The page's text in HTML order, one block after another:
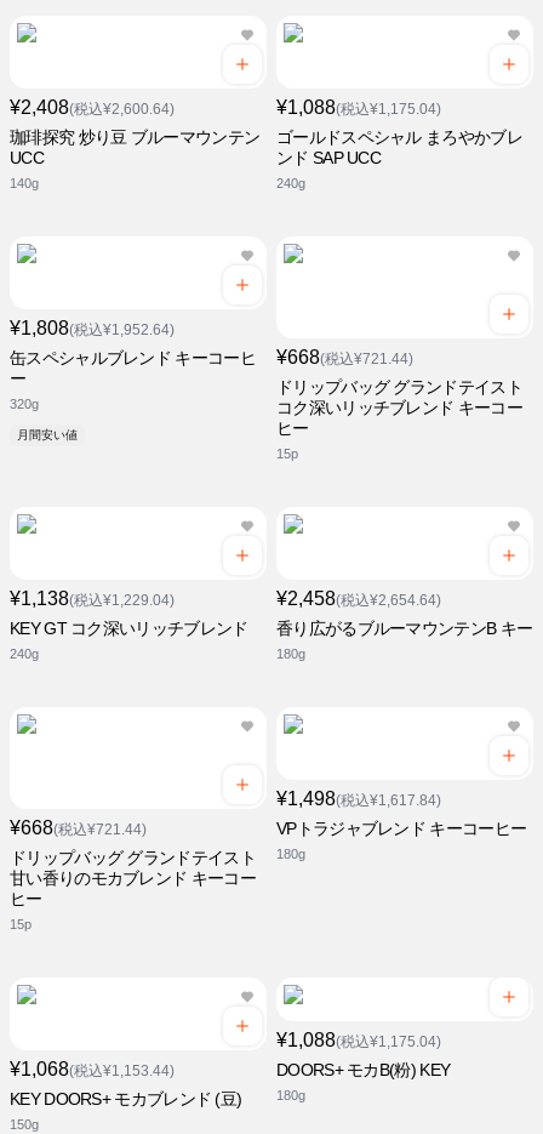
¥2,408(税込¥2,600.64)
珈琲探究 炒り豆 ブルーマウンテン
UCC
140g
¥1,088(税込¥1,175.04)
ゴールドスペシャル まろやかブレ
ンド SAP UCC
240g
¥1,808(税込¥1,952.64)
缶スペシャルブレンド キーコーヒ
ー
320g
月間安い値
¥668(税込¥721.44)
ドリップバッグ グランドテイスト
コク深いリッチブレンド キーコー
ヒー
15p
¥1,138(税込¥1,229.04)
KEY GT コク深いリッチブレンド
240g
¥2,458(税込¥2,654.64)
香り広がるブルーマウンテンB キー
180g
¥668(税込¥721.44)
ドリップバッグ グランドテイスト
甘い香りのモカブレンド キーコー
ヒー
15p
¥1,498(税込¥1,617.84)
VPトラジャブレンド キーコーヒー
180g
¥1,068(税込¥1,153.44)
KEY DOORS+ モカブレンド (豆)
150g
¥1,088(税込¥1,175.04)
DOORS+ モカB(粉) KEY
180g